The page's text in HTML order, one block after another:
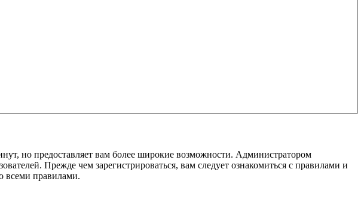
но предоставляет вам более широкие возможности. Администратором
Прежде чем зарегистрироваться, вам следует ознакомиться с правилами и
всеми правилами.